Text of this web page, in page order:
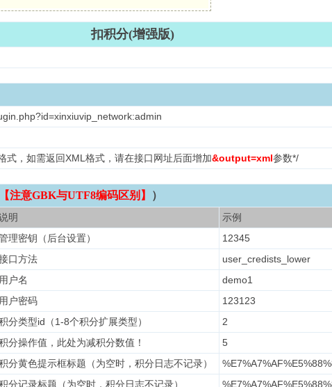
扣积分(增强版)
，如需返回XML格式，请在接口网址后面增加&output=xml参数*/
注意GBK与UTF8编码区别】 ）
明
示例
理密钥（后台设置）
12345
口方法
user_credists_lower
用户名
demo1
用户密码
123123
分类型id（1-8个积分扩展类型）
2
分操作值，此处为减积分数值！
5
分黄色提示框标题（为空时，积分日志不记录）
分记录标题（为空时，积分日志不记录）